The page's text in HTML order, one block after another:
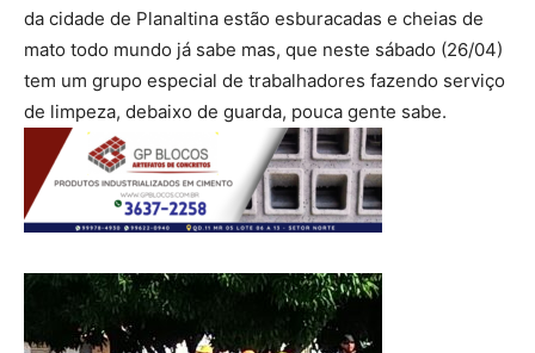
da cidade de Planaltina estão esburacadas e cheias de
mato todo mundo já sabe mas, que neste sábado (26/04)
tem um grupo especial de trabalhadores fazendo serviço
de limpeza, debaixo de guarda, pouca gente sabe.